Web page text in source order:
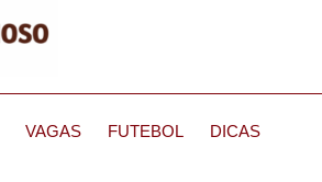
VAGAS FUTEBOL DICAS